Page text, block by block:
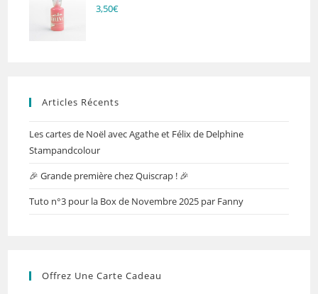
3,50€
Articles Récents
Les cartes de Noël avec Agathe et Félix de Delphine
Stampandcolour
🎉 Grande première chez Quiscrap ! 🎉
Tuto n°3 pour la Box de Novembre 2025 par Fanny
Offrez Une Carte Cadeau